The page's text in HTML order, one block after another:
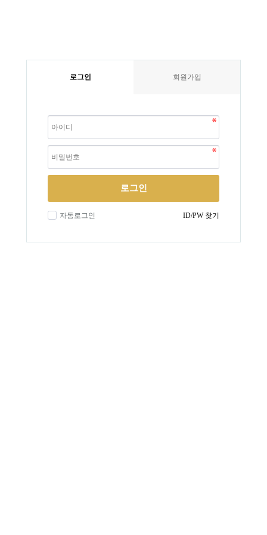
로그인 회원가입
로그인
자동로그인 ID/PW 찾기